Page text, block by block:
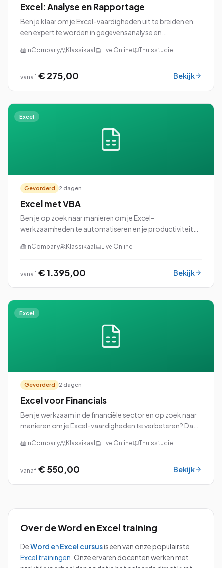
Excel: Analyse en Rapportage
Ben je klaar om je Excel-vaardigheden uit te breiden en
een expert te worden in gegevensanalyse en
Rapportage perfect voor jou!
InCompany Klassikaal Live Online Thuisstudie
vanaf € 275,00 Bekijk
Excel
Gevorderd 2 dagen
Excel met VBA
Ben je op zoek naar manieren om je Excel-
werkzaamheden te automatiseren en je productiviteit
met VBA (Visual Basic for Applications) perfec...
InCompany Klassikaal Live Online
vanaf € 1.395,00 Bekijk
Excel
Gevorderd 2 dagen
Excel voor Financials
Ben je werkzaam in de financiële sector en op zoek naar
manieren om je Excel-vaardigheden te verbeteren? Dan
hebt!InCompany Klassikaal Live Online Thuisstudie
vanaf € 550,00 Bekijk
Over deWord en Excel training
DeWord en Excel cursusis een van onze populairste
Excel trainingen Onze ervaren docenten werken met